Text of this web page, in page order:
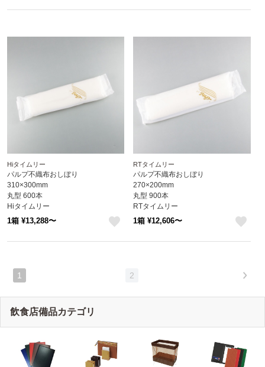
Hiタイムリー
パルプ不織布おしぼり
310×300mm
丸型 600本
Hiタイムリー
1箱 ¥13,288〜
RTタイムリー
パルプ不織布おしぼり
270×200mm
丸型 900本
RTタイムリー
1箱 ¥12,606〜
1 2
飲食店備品カテゴリ